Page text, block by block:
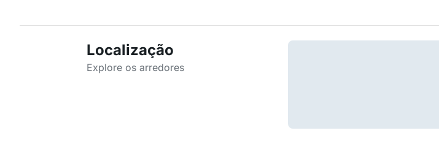
Localização
Explore os arredores